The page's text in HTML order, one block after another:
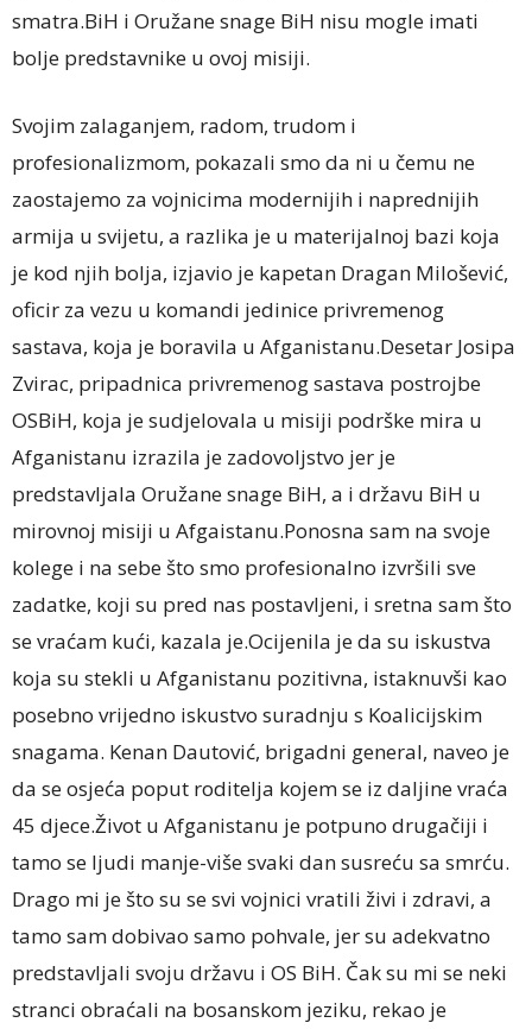
smatra.BiH i Oružane snage BiH nisu mogle imati
bolje predstavnike u ovoj misiji.
Svojim zalaganjem, radom, trudom i
profesionalizmom, pokazali smo da ni u čemu ne
zaostajemo za vojnicima modernijih i naprednijih
armija u svijetu, a razlika je u materijalnoj bazi koja
je kod njih bolja, izjavio je kapetan Dragan Milošević,
oficir za vezu u komandi jedinice privremenog
sastava, koja je boravila u Afganistanu.Desetar Josipa
Zvirac, pripadnica privremenog sastava postrojbe
OSBiH, koja je sudjelovala u misiji podrške mira u
Afganistanu izrazila je zadovoljstvo jer je
predstavljala Oružane snage BiH, a i državu BiH u
mirovnoj misiji u Afgaistanu.Ponosna sam na svoje
kolege i na sebe što smo profesionalno izvršili sve
zadatke, koji su pred nas postavljeni, i sretna sam što
se vraćam kući, kazala je.Ocijenila je da su iskustva
koja su stekli u Afganistanu pozitivna, istaknuvši kao
posebno vrijedno iskustvo suradnju s Koalicijskim
snagama. Kenan Dautović, brigadni general, naveo je
da se osjeća poput roditelja kojem se iz daljine vraća
45 djece.Život u Afganistanu je potpuno drugačiji i
tamo se ljudi manje-više svaki dan susreću sa smrću.
Drago mi je što su se svi vojnici vratili živi i zdravi, a
tamo sam dobivao samo pohvale, jer su adekvatno
predstavljali svoju državu i OS BiH. Čak su mi se neki
stranci obraćali na bosanskom jeziku, rekao je